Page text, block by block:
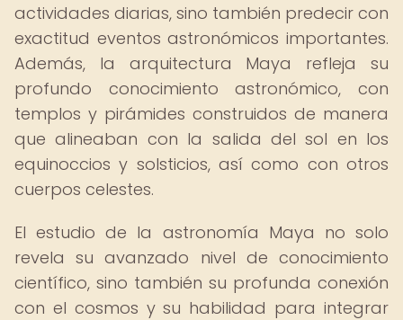
actividades diarias, sino también predecir con
exactitud eventos astronómicos importantes.
Además, la arquitectura Maya refleja su
profundo conocimiento astronómico, con
templos y pirámides construidos de manera
que alineaban con la salida del sol en los
equinoccios y solsticios, así como con otros
cuerpos celestes.
El estudio de la astronomía Maya no solo
revela su avanzado nivel de conocimiento
científico, sino también su profunda conexión
con el cosmos y su habilidad para integrar